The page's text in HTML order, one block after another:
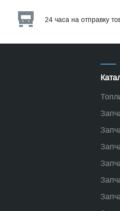
24 часа на отправку